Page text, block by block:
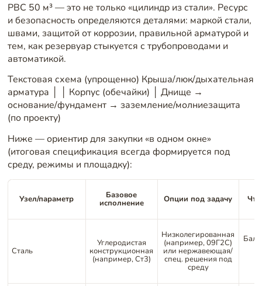
РВС 50 м³ — это не только «цилиндр из стали». Ресурс
и безопасность определяются деталями: маркой стали,
швами, защитой от коррозии, правильной арматурой и
тем, как резервуар стыкуется с трубопроводами и
автоматикой.
Текстовая схема (упрощенно) Крыша/люк/дыхательная
арматура │ │ Корпус (обечайки) │ Днище →
основание/фундамент → заземление/молниезащита
(по проекту)
Ниже — ориентир для закупки «в одном окне»
(итоговая спецификация всегда формируется под
среду, режимы и площадку):
Узел/параметр Базовое
исполнение Опции под задачу
Сталь
Углеродистая
конструкционная
(например, Ст3)
Низколегированная
(например, 09Г2С)
или нержавеющая/
спец. решения под
среду